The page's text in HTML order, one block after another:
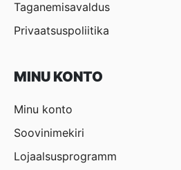
Taganemisavaldus
Privaatsuspoliitika
MINU KONTO
Minu konto
Soovinimekiri
Lojaalsusprogramm